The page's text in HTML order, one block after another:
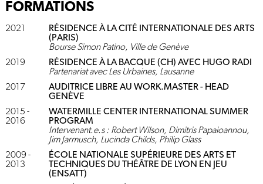
FORMATIONS
2021
RÉSIDENCE À LA CITÉ INTERNATIONALE DES ARTS
(PARIS)
Bourse Simon Patino, Ville de Genève
2019
RÉSIDENCE À LA BACQUE (CH) AVEC HUGO RADI
Partenariat avec Les Urbaines, Lausanne
2017
AUDITRICE LIBRE AU WORK.MASTER - HEAD
GENÈVE
2015 -
2016
WATERMILLE CENTER INTERNATIONAL SUMMER
PROGRAM
Intervenant.e.s : Robert Wilson, Dimitris Papaioannou,
Jim Jarmusch, Lucinda Childs, Philip Glass
2009 -
2013
ÉCOLE NATIONALE SUPÉRIEURE DES ARTS ET
TECHNIQUES DU THÉÂTRE DE LYON EN JEU
(ENSATT)